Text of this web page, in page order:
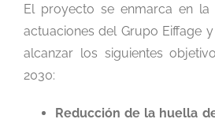
El proyecto se enmarca en la
actuaciones del Grupo Eiffage
alcanzar los siguientes
2030:
Reducción de la huella